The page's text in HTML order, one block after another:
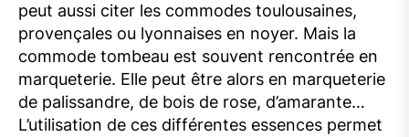
peut aussi citer les commodes toulousaines,
provençales ou lyonnaises en noyer. Mais la
commode tombeau est souvent rencontrée en
marqueterie. Elle peut être alors en marqueterie
de palissandre, de bois de rose, d’amarante…
L’utilisation de ces différentes essences permet